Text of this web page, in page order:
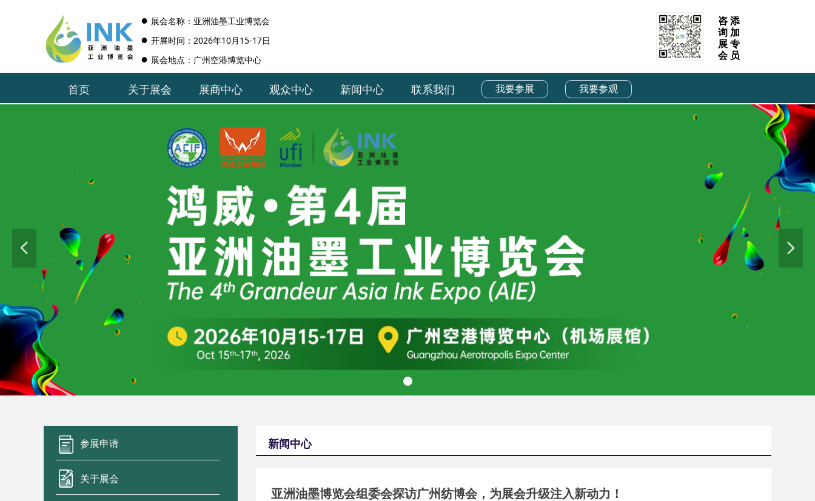
● 展会名称： 亚洲油墨工业博览会
● 开展时间：2026年10月15-17日
● 展会地点：广州空港博览中心
咨
询
展
会
添
加
专
员
首页 关于展会 展商中心 观众中心 新闻中心 联系我们 我要参展 我要参观
넳 넲
新闻中心
亚洲油墨博览会组委会探访广州纺博会，为展会升级注入新动力！
参展申请
关于展会